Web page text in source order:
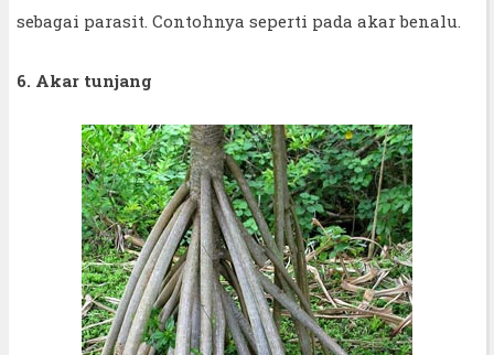
sebagai parasit. Contohnya seperti pada akar benalu.
6. Akar tunjang